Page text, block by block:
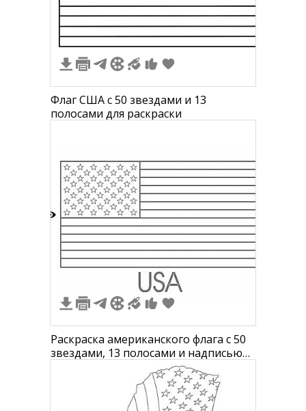
Флаг США с 50 звездами и 13
полосами для раскраски
Раскраска американского флага с 50
звездами, 13 полосами и надписью